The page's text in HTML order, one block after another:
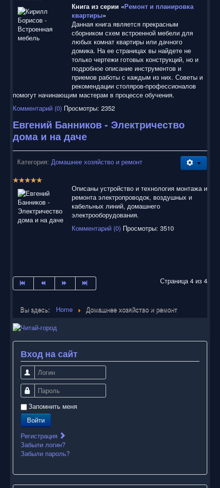
Вам электронные книги бесплатно и без регистрации введя
автора, название книги или имя полюбившегося героя в
строку поиска. На нашем сайте для ознакомления можно
бесплатно
скачатькниги в электронных форматах fb2,
epub, pdf, rtf, txt, читать онлайн или купить лицензионные
электронные книги. Наш сайт постоянно развивается и
пополняется. Надеюсь, Вы станете нашим постоянным
Книга из серии «Ремонт и планировка
квартиры»
Данная книга является прекрасным
сборником схем встроенной мебели для
любых комнат квартиры или дачного
домика. На ее страницах вы найдете не
только чертежи готовых конструкций, но и
подробное описание инструментов и
приемов работы с каждым из них. Советы и
рекомендации столяров-профессионалов
помогут начинающим мастерам в процессе обучения.
Комментарий (0) Просмотры: 2352
Евгений Банников - Электричество
дома и на даче
Категория: Домашнее хозяйство и ремонт
Р
/
Описаны устройство и технология монтажа и
ремонта электропроводок, воздушных и
кабельных линий, домашнего
электрооборудования.
Комментарий (0) Просмотры: 3510
Страница 4 из 4
Вы здесь: Home Домашнее хозяйство и ремонт
Вход на сайт
Логин
Пароль
Запомнить меня
Войти
Регистрация
Забыли логин?
Забыли пароль?